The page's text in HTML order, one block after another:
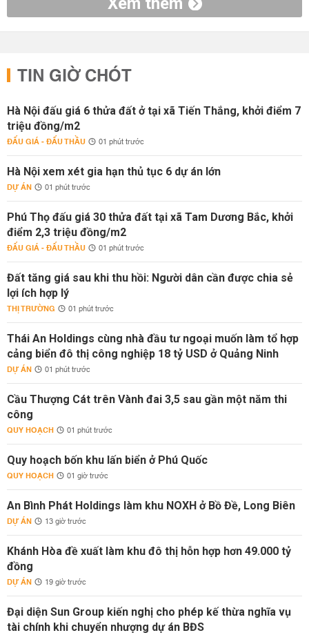
TIN GIỜ CHÓT
Hà Nội đấu giá 6 thửa đất ở tại xã Tiến Thắng, khởi điểm 7
triệu đồng/m2
ĐẤU GIÁ - ĐẤU THẦU 01 phút trước
Hà Nội xem xét gia hạn thủ tục 6 dự án lớn
DỰ ÁN 01 phút trước
Phú Thọ đấu giá 30 thửa đất tại xã Tam Dương Bắc, khởi
điểm 2,3 triệu đồng/m2
ĐẤU GIÁ - ĐẤU THẦU 01 phút trước
Đất tăng giá sau khi thu hồi: Người dân cần được chia sẻ
lợi ích hợp lý
THỊ TRƯỜNG 01 phút trước
Thái An Holdings cùng nhà đầu tư ngoại muốn làm tổ hợp
cảng biển đô thị công nghiệp 18 tỷ USD ở Quảng Ninh
DỰ ÁN 01 phút trước
Cầu Thượng Cát trên Vành đai 3,5 sau gần một năm thi
công
QUY HOẠCH 01 phút trước
Quy hoạch bốn khu lấn biển ở Phú Quốc
QUY HOẠCH 01 giờ trước
An Bình Phát Holdings làm khu NOXH ở Bồ Đề, Long Biên
DỰ ÁN 13 giờ trước
Khánh Hòa đề xuất làm khu đô thị hỗn hợp hơn 49.000 tỷ
đồng
DỰ ÁN 19 giờ trước
Đại diện Sun Group kiến nghị cho phép kế thừa nghĩa vụ
tài chính khi chuyển nhượng dự án BĐS